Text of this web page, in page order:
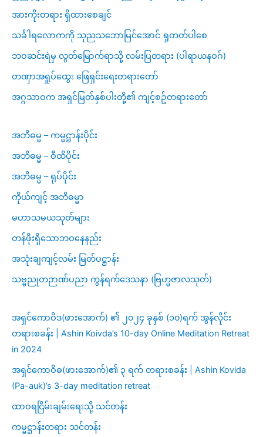
အားကိုးတရား ရှိထားစေချင်
သင်္ခါရလောကကို သုညသဘောမြင်အောင် ရှုတတ်ပါစေ
ဘဝဆင်းရဲမှ လွတ်မြောက်ရာသို့ လမ်းပြတရား (ပါရာယနဝဂ်)
တဏှာအရှုပ်ထွေး ဖြေရှင်းရေးတရားတော်
အဂ္ဂသာဝက အရှင်မြတ်နှစ်ပါးတို့၏ ကျင့်စဥ်တရားတော်
အဘိဓမ္မ – ကမ္မဋ္ဌာန်းပိုင်း
အဘိဓမ္မ – ဝီထိပိုင်း
အဘိဓမ္မ – ရုပ်ပိုင်း
ကိုယ်ကျင့် အဘိဓမ္မာ
မဟာသမယသုတ်များ
တန်ဖိုးရှိသောဘဝနေနည်း
အသုံးချကျင့်လမ်း မြတ်ပဋ္ဌာန်း
သဗ္ဗညုတဉာဏ်ပညာ ကွန်ရက်ဒေသနာ (ဗြဟ္မဇာလသုတ်)
အရှင်ကောဝိဒ(ဖားအောက်) ၏ ၂၀၂၄ ခုနှစ် (၁၀)ရက် အွန်လိုင်း
တရားစခန်း | Ashin Koivda’s 10-day Online Meditation Retreat
in 2024
အရှင်ကောဝိဓ(ဖားအောက်)၏ ၃ ရက် တရားစခန်း | Ashin Kovida
(Pa-auk)’s 3-day meditation retreat
ထာဝရငြိမ်းချမ်းရေးသို့ သင်တန်း
ကမ္မဋ္ဌာန်းတရား သင်တန်း